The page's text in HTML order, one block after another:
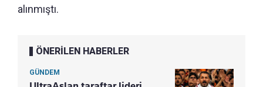
alınmıştı.
ÖNERİLEN HABERLER
GÜNDEM